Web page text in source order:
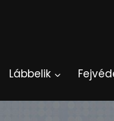
Lábbelik